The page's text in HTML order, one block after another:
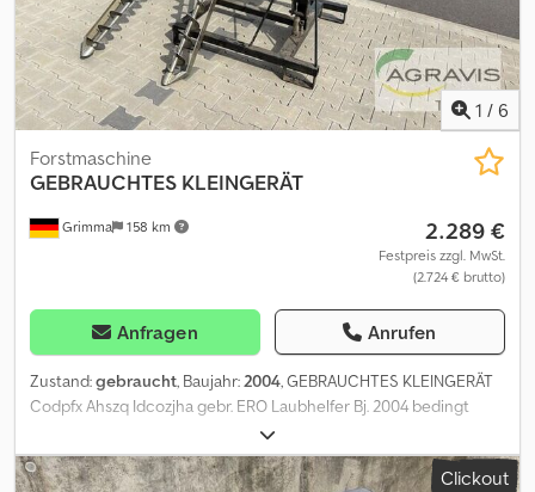
1 / 6
Grimma 158 km
Forstmaschine
GEBRAUCHTES KLEINGERÄT
2.289 €
Festpreis zzgl. MwSt.
(2.724 € brutto)
Anfragen Anrufen
Zustand:gebraucht, Baujahr:2004, GEBRAUCHTES KLEINGERÄT
Codpfx Ahszq Idcozjha gebr. ERO Laubhelfer Bj. 2004 bedingt
einsatzfähig, div. Hydraulikleitungen demontiert, ohne
Dreipunktaufnahme,
Clickout